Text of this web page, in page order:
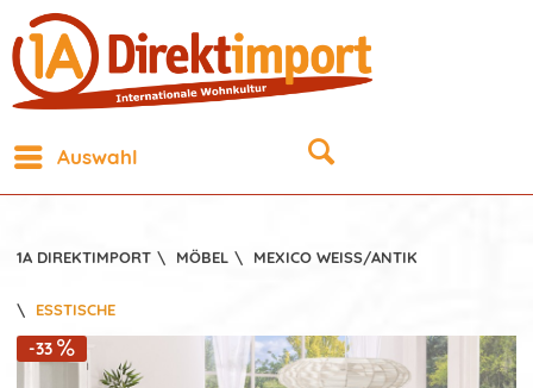
Auswahl
1A DIREKTIMPORT \ MÖBEL \ MEXICO WEISS/ANTIK
\ ESSTISCHE
-33